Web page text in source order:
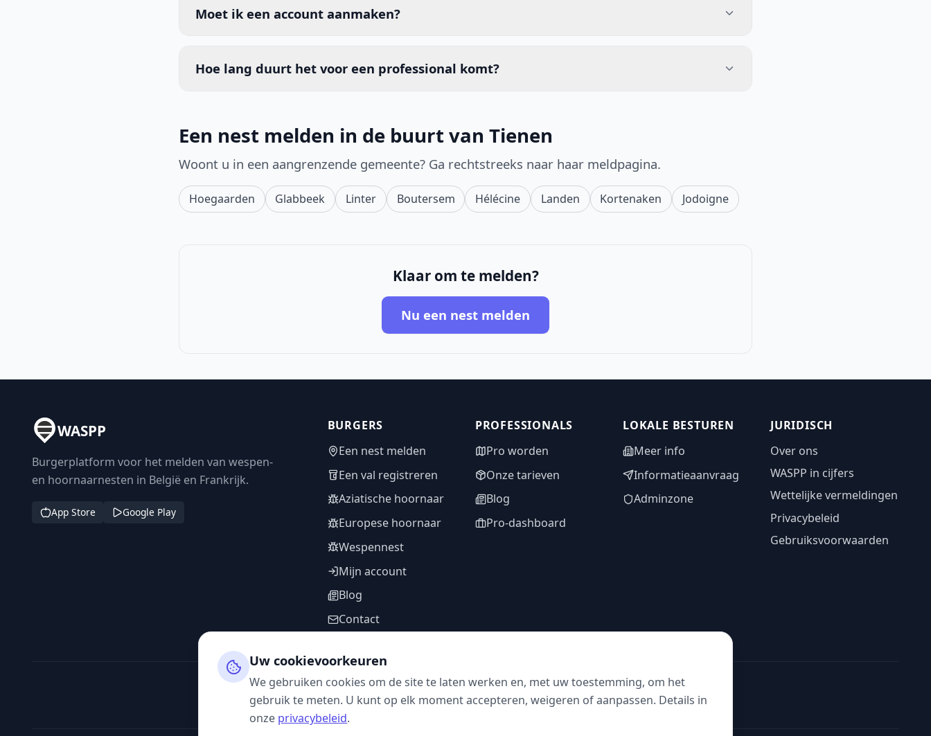
Moet ik een account aanmaken?
Hoe lang duurt het voor een professional komt?
Een nest melden in de buurt van Tienen
Woont u in een aangrenzende gemeente? Ga rechtstreeks naar haar meldpagina.
Hoegaarden Glabbeek Linter Boutersem Hélécine Landen Kortenaken Jodoigne
Klaar om te melden?
Nu een nest melden
WASPP
Burgerplatform voor het melden van wespen-
en hoornaarnesten in België en Frankrijk.
App Store Google Play
BURGERS
Een nest melden
Een val registreren
Aziatische hoornaar
Europese hoornaar
Wespennest
Mijn account
Blog
Contact
PROFESSIONALS
Pro worden
Onze tarieven
Blog
Pro-dashboard
LOKALE BESTUREN
Meer info
Informatieaanvraag
Adminzone
JURIDISCH
Over ons
WASPP in cijfers
Wettelijke vermeldingen
Privacybeleid
Gebruiksvoorwaarden
VOLG ONS
Uw cookievoorkeuren
We gebruiken cookies om de site te laten werken en, met uw toestemming, om het
gebruik te meten. U kunt op elk moment accepteren, weigeren of aanpassen. Details in
onze privacybeleid.